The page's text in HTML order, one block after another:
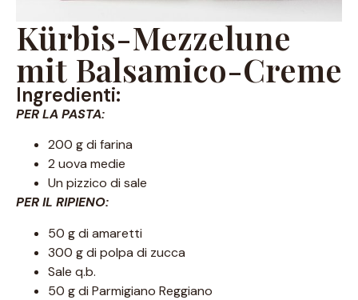
Kürbis-Mezzelune
mit Balsamico-Creme
Ingredienti:
PER LA PASTA:
200 g di farina
2 uova medie
Un pizzico di sale
PER IL RIPIENO:
50 g di amaretti
300 g di polpa di zucca
Sale q.b.
50 g di Parmigiano Reggiano